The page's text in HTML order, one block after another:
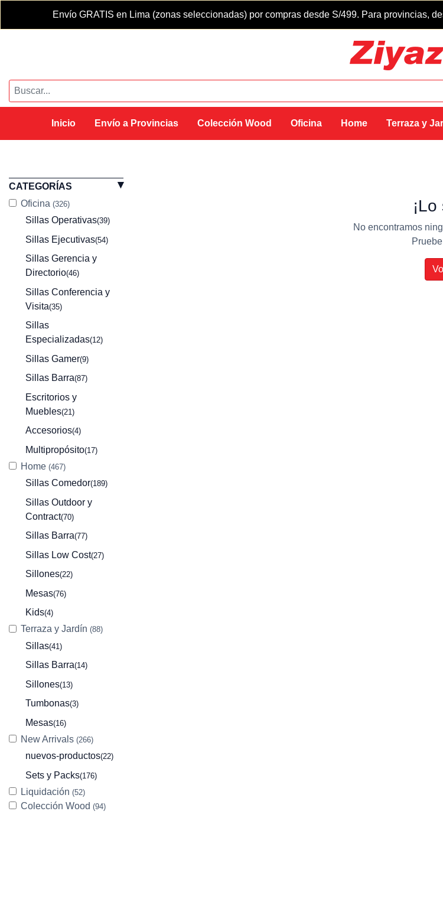
Envío GRATIS en Lima (zonas seleccionadas) por compras desde S/499. Para provincias,
Inicio Envío a Provincias Colección Wood Oficina Home Terraza y
CATEGORÍAS
Oficina (326)
Sillas Operativas(39)
Sillas Ejecutivas(54)
Sillas Gerencia y
Directorio(46)
Sillas Conferencia y
Visita(35)
Sillas
Especializadas(12)
Sillas Gamer(9)
Sillas Barra(87)
Escritorios y
Muebles(21)
Accesorios(4)
Multipropósito(17)
Home (467)
Sillas Comedor(189)
Sillas Outdoor y
Contract(70)
Sillas Barra(77)
Sillas Low Cost(27)
Sillones(22)
Mesas(76)
Kids(4)
Terraza y Jardín (88)
Sillas(41)
Sillas Barra(14)
Sillones(13)
Tumbonas(3)
Mesas(16)
New Arrivals (266)
nuevos-productos(22)
Sets y Packs(176)
Liquidación (52)
Colección Wood (94)
No encontramos